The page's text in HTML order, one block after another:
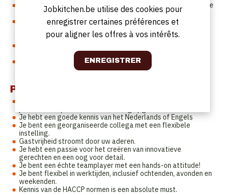
Je staat in voor de Mise en Place, bereiden en garneren van de
gerechten en geeft instructies aan de commis.
Je bent verantwoordelijk voor het beheren van de
keukenvoorraad en coördineert, in samenwerking met de
Sous-Chef, bestellingen of u plaatst deze zelf.
teamwork en passie voor koken centraal staan.
Na de dienst zorg je ervoor dat de keuken in een
georganiseerde en nette staat wordt achtergelaten.
Profil
Je hebt een goede kennis van het Nederlands of Engels
Je bent een georganiseerde collega met een flexibele
instelling.
Gastvrijheid stroomt door uw aderen.
Je hebt een passie voor het creëren van innovatieve
gerechten en een oog voor detail.
Je bent een échte teamplayer met een hands-on attitude!
Je bent flexibel in werktijden, inclusief ochtenden, avonden en
weekenden.
Kennis van de HACCP normen is een absolute must.
Jobkitchen.be utilise des cookies pour
enregistrer certaines préférences et
pour aligner les offres à vos intérêts.